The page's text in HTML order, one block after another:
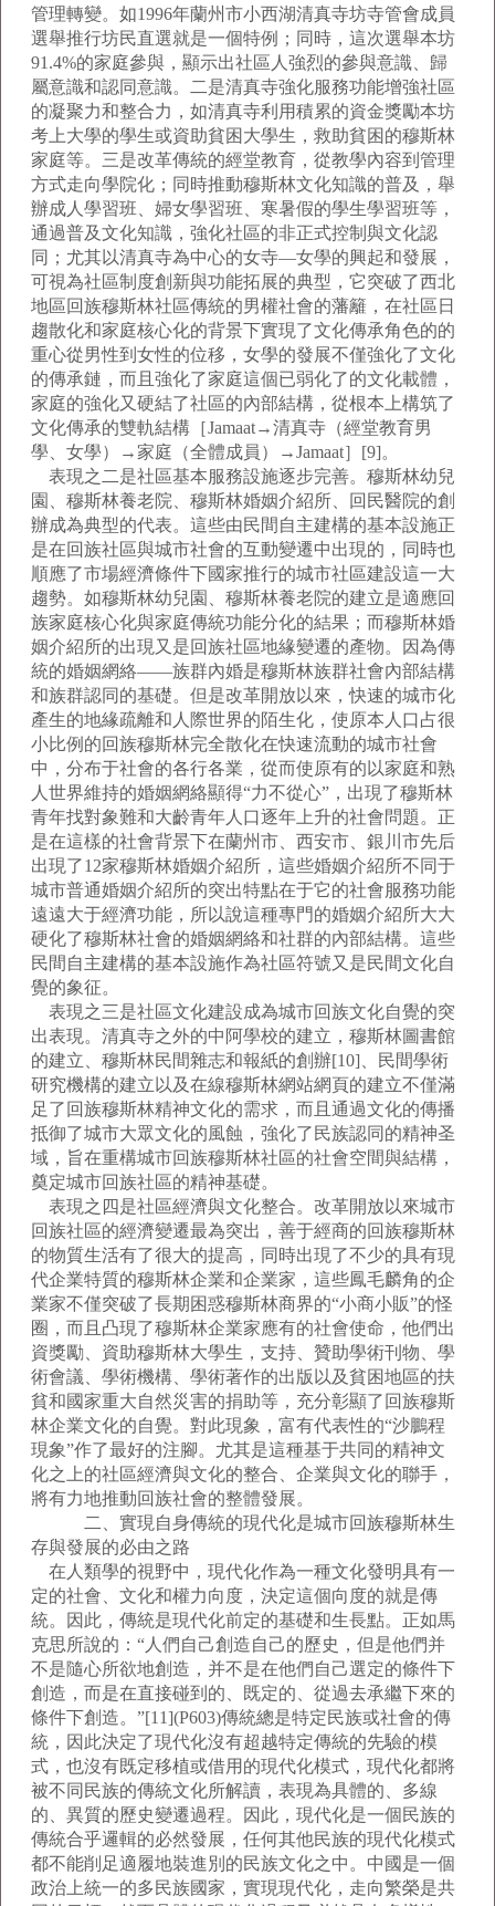
管理轉變。如1996年蘭州市小西湖清真寺坊寺管會成員
選舉推行坊民直選就是一個特例；同時，這次選舉本坊
91.4%的家庭參與，顯示出社區人強烈的參與意識、歸
屬意識和認同意識。二是清真寺強化服務功能增強社區
的凝聚力和整合力，如清真寺利用積累的資金獎勵本坊
考上大學的學生或資助貧困大學生，救助貧困的穆斯林
家庭等。三是改革傳統的經堂教育，從教學內容到管理
方式走向學院化；同時推動穆斯林文化知識的普及，舉
辦成人學習班、婦女學習班、寒暑假的學生學習班等，
通過普及文化知識，強化社區的非正式控制與文化認
同；尤其以清真寺為中心的女寺—女學的興起和發展，
可視為社區制度創新與功能拓展的典型，它突破了西北
地區回族穆斯林社區傳統的男權社會的藩籬，在社區日
趨散化和家庭核心化的背景下實現了文化傳承角色的的
重心從男性到女性的位移，女學的發展不僅強化了文化
的傳承鏈，而且強化了家庭這個已弱化了的文化載體，
家庭的強化又硬結了社區的內部結構，從根本上構筑了
文化傳承的雙軌結構［Jamaat→清真寺（經堂教育男
學、女學）→家庭（全體成員）→Jamaat］[9]。
表現之二是社區基本服務設施逐步完善。穆斯林幼兒
園、穆斯林養老院、穆斯林婚姻介紹所、回民醫院的創
辦成為典型的代表。這些由民間自主建構的基本設施正
是在回族社區與城市社會的互動變遷中出現的，同時也
順應了市場經濟條件下國家推行的城市社區建設這一大
趨勢。如穆斯林幼兒園、穆斯林養老院的建立是適應回
族家庭核心化與家庭傳統功能分化的結果；而穆斯林婚
姻介紹所的出現又是回族社區地緣變遷的產物。因為傳
統的婚姻網絡——族群內婚是穆斯林族群社會內部結構
和族群認同的基礎。但是改革開放以來，快速的城市化
產生的地緣疏離和人際世界的陌生化，使原本人口占很
小比例的回族穆斯林完全散化在快速流動的城市社會
中，分布于社會的各行各業，從而使原有的以家庭和熟
人世界維持的婚姻網絡顯得“力不從心”，出現了穆斯林
青年找對象難和大齡青年人口逐年上升的社會問題。正
是在這樣的社會背景下在蘭州市、西安市、銀川市先后
出現了12家穆斯林婚姻介紹所，這些婚姻介紹所不同于
城市普通婚姻介紹所的突出特點在于它的社會服務功能
遠遠大于經濟功能，所以說這種專門的婚姻介紹所大大
硬化了穆斯林社會的婚姻網絡和社群的內部結構。這些
民間自主建構的基本設施作為社區符號又是民間文化自
覺的象征。
表現之三是社區文化建設成為城市回族文化自覺的突
出表現。清真寺之外的中阿學校的建立，穆斯林圖書館
的建立、穆斯林民間雜志和報紙的創辦[10]、民間學術
研究機構的建立以及在線穆斯林網站網頁的建立不僅滿
足了回族穆斯林精神文化的需求，而且通過文化的傳播
抵御了城市大眾文化的風蝕，強化了民族認同的精神圣
域，旨在重構城市回族穆斯林社區的社會空間與結構，
奠定城市回族社區的精神基礎。
表現之四是社區經濟與文化整合。改革開放以來城市
回族社區的經濟變遷最為突出，善于經商的回族穆斯林
的物質生活有了很大的提高，同時出現了不少的具有現
代企業特質的穆斯林企業和企業家，這些鳳毛麟角的企
業家不僅突破了長期困惑穆斯林商界的“小商小販”的怪
圈，而且凸現了穆斯林企業家應有的社會使命，他們出
資獎勵、資助穆斯林大學生，支持、贊助學術刊物、學
術會議、學術機構、學術著作的出版以及貧困地區的扶
貧和國家重大自然災害的捐助等，充分彰顯了回族穆斯
林企業文化的自覺。對此現象，富有代表性的“沙鵬程
現象”作了最好的注腳。尤其是這種基于共同的精神文
化之上的社區經濟與文化的整合、企業與文化的聯手，
將有力地推動回族社會的整體發展。
二、實現自身傳統的現代化是城市回族穆斯林生
存與發展的必由之路
在人類學的視野中，現代化作為一種文化發明具有一
定的社會、文化和權力向度，決定這個向度的就是傳
統。因此，傳統是現代化前定的基礎和生長點。正如馬
克思所說的：“人們自己創造自己的歷史，但是他們并
不是隨心所欲地創造，并不是在他們自己選定的條件下
創造，而是在直接碰到的、既定的、從過去承繼下來的
條件下創造。”[11](P603)傳統總是特定民族或社會的傳
統，因此決定了現代化沒有超越特定傳統的先驗的模
式，也沒有既定移植或借用的現代化模式，現代化都將
被不同民族的傳統文化所解讀，表現為具體的、多線
的、異質的歷史變遷過程。因此，現代化是一個民族的
傳統合乎邏輯的必然發展，任何其他民族的現代化模式
都不能削足適履地裝進別的民族文化之中。中國是一個
政治上統一的多民族國家，實現現代化，走向繁榮是共